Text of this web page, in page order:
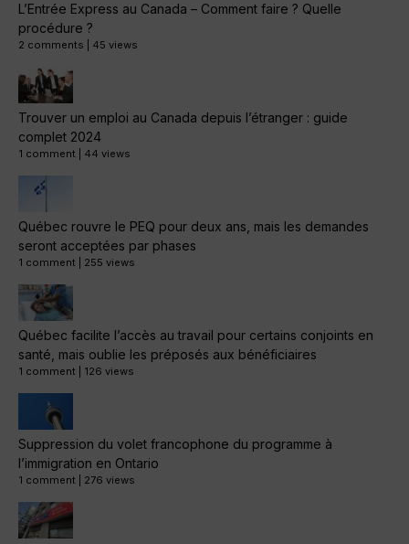
L’Entrée Express au Canada – Comment faire ? Quelle
procédure ?
2 comments 45 views
Trouver un emploi au Canada depuis l’étranger : guide
complet 2024
1 comment 44 views
Québec rouvre le PEQ pour deux ans, mais les demandes
seront acceptées par phases
1 comment 255 views
Québec facilite l’accès au travail pour certains conjoints en
santé, mais oublie les préposés aux bénéficiaires
1 comment 126 views
Suppression du volet francophone du programme à
l’immigration en Ontario
1 comment 276 views